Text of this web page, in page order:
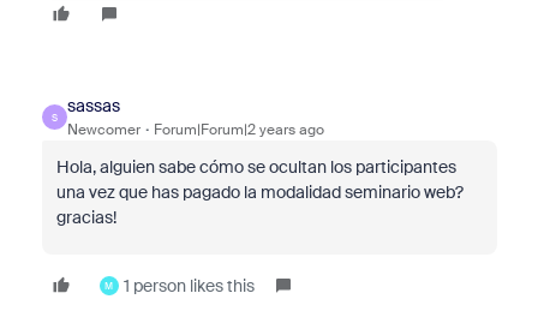
S
sassas
Newcomer Forum|Forum|2 years ago
Hola, alguien sabe cómo se ocultan los participantes
una vez que has pagado la modalidad seminario web?
gracias!
M 1 person likes this